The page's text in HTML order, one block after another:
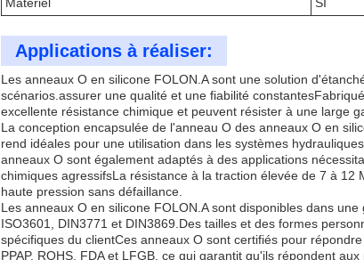
Applications à réaliser:
Les anneaux O en silicone FOLON.A sont une solution
scénarios.assurer une qualité et une fiabilité
excellente résistance chimique et peuvent résister à une large
La conception encapsulée de l'anneau O des anneaux O en
rend idéales pour une utilisation dans les systèmes
anneaux O sont également adaptés à des applications
chimiques agressifsLa résistance à la traction élevée de 7 à
haute pression sans défaillance.
Les anneaux O en silicone FOLON.A sont disponibles dans
ISO3601, DIN3771 et DIN3869.Des tailles et des formes
spécifiques du clientCes anneaux O sont certifiés pour
PPAP, ROHS, FDA et LFGB, ce qui garantit qu'ils répondent